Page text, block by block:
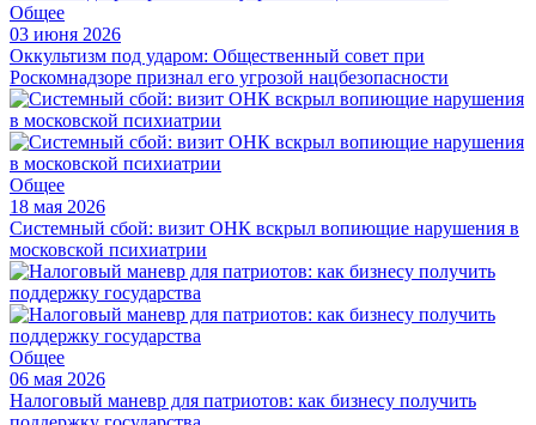
Общее
03 июня 2026
Оккультизм под ударом: Общественный совет при
Роскомнадзоре признал его угрозой нацбезопасности
Общее
18 мая 2026
Системный сбой: визит ОНК вскрыл вопиющие нарушения в
московской психиатрии
Общее
06 мая 2026
Налоговый маневр для патриотов: как бизнесу получить